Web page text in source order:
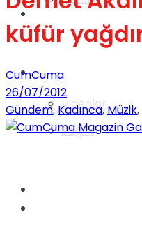
Videolar
Gündem
Yaşam
Sağlık
küfür
CumCuma
26/07/2012
Gündem, Kadınca,Müzik,